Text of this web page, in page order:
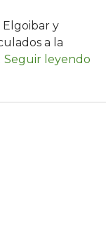
Elgoibar y
a la